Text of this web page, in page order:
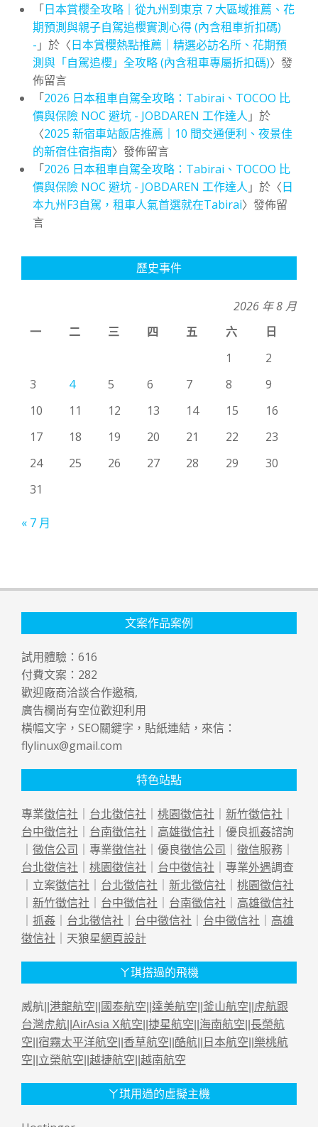
「日本賞櫻全攻略｜從九州到東京 7 大區域推薦、花
期預測與親子自駕追櫻實測心得 (內含租車折扣碼)
- 」於〈日本賞櫻熱點推薦｜精選必訪名所、花期預
測與「自駕追櫻」全攻略 (內含租車專屬折扣碼)〉發
佈留言
「2026 日本租車自駕全攻略：Tabirai、TOCOO 比
價與保險 NOC 避坑 - JOBDAREN 工作達人 」於
〈2025 新宿車站飯店推薦｜10 間交通便利、夜景佳
的新宿住宿指南〉發佈留言
「2026 日本租車自駕全攻略：Tabirai、TOCOO 比
價與保險 NOC 避坑 - JOBDAREN 工作達人 」於〈日
本九州F3自駕，租車人氣首選就在Tabirai〉發佈留
言
歷史事件
2026 年 8 月
一
二 三 四 五 六
日
1
2
3
4 5 6 7 8
9
10
11 12 13 14 15
16
17
18 19 20 21 22
23
24
25 26 27 28 29
30
31
« 7 月
文案作品案例
試用體驗： 616
付費文案： 282
歡迎廠商洽談合作邀稿,
廣告欄尚有空位歡迎利用
橫幅文字，SEO關鍵字，貼紙連結，來信：
flylinux@gmail.com
特色站點
專業徵信社 ｜ 台北徵信社 ｜ 桃園徵信社 ｜ 新竹徵信社 ｜
台中徵信社 ｜ 台南徵信社 ｜ 高雄徵信社 ｜優良抓姦諮詢
｜ 徵信公司 ｜專業徵信社 ｜優良徵信公司 ｜ 徵信服務｜
台北徵信社 ｜ 桃園徵信社 ｜ 台中徵信社 ｜專業外遇調查
｜立案徵信社 ｜ 台北徵信社 ｜ 新北徵信社 ｜ 桃園徵信社
｜ 新竹徵信社 ｜ 台中徵信社 ｜ 台南徵信社 ｜ 高雄徵信社
｜ 抓姦 ｜ 台北徵信社 ｜ 台中徵信社 ｜ 台中徵信社 ｜ 高雄
徵信社 ｜天狼星網頁設計
ㄚ琪搭過的飛機
威航|| 港龍航空 國泰航空 達美航空 釜山航空
虎航跟
台灣虎航 AirAsia X航空 捷星航空 海南航空 長榮航
空 宿霧太平洋航空 香草航空 酷航 日本航空 樂桃航
空 立榮航空 越捷航空 越南航空
ㄚ琪用過的虛擬主機